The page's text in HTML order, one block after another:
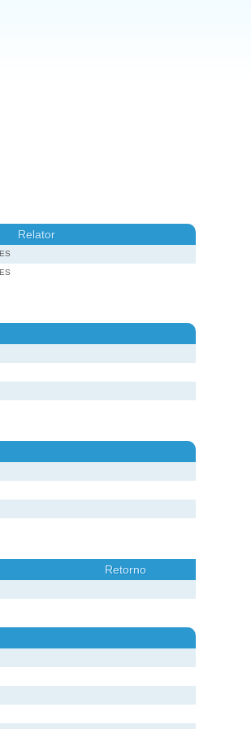
Relator
Retorno